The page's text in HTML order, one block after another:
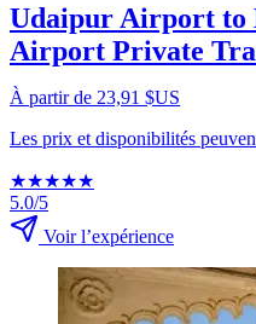
Udaipur Airport to
Airport Private
À partir de 23,91 $US
Les prix et disponibilités
★★★★★
5.0/5
Voir l’expérience